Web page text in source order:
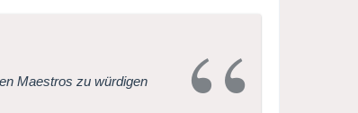
Maestros zu würdigen